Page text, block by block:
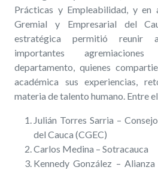
Prácticas y Empleabilidad, y en
Gremial y Empresarial del
estratégica permitió reunir
importantes
departamento, quienes
académica sus experiencias,
materia de talento humano. Entre
Julián Torres Sarria –
del Cauca (CGEC)
Carlos Medina – Sotracauca
Kennedy González –